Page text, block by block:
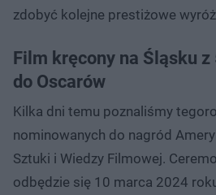
zdobyć kolejne prestiżowe
Film kręcony na Śląsku
do Oscarów
Kilka dni temu poznaliśmy
nominowanych do nagród
Sztuki i Wiedzy Filmowej.
odbędzie się 10 marca 2024